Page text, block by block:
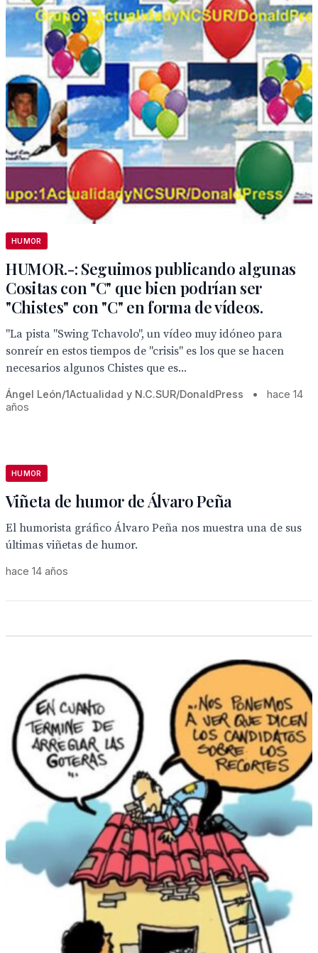
HUMOR
HUMOR.-: Seguimos publicando algunas
Cositas con "C" que bien podrían ser
"Chistes" con "C" en forma de vídeos.
"La pista "Swing Tchavolo", un vídeo muy idóneo para
sonreír en estos tiempos de "crisis" es los que se hacen
necesarios algunos Chistes que es...
Ángel León/1Actualidad y N.C.SUR/DonaldPress •
hace 14
años
HUMOR
Viñeta de humor de Álvaro Peña
El humorista gráfico Álvaro Peña nos muestra una de sus
últimas viñetas de humor.
hace 14 años